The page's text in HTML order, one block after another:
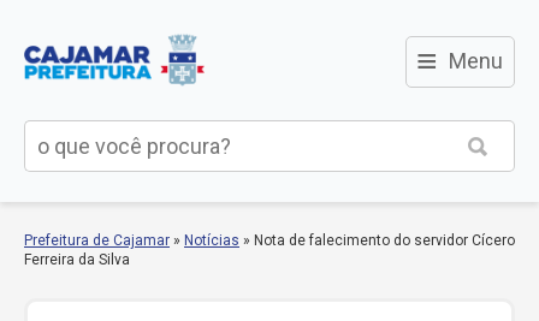
≡ Menu
Prefeitura de Cajamar » Notícias » Nota de falecimento do servidor Cícero
Ferreira da Silva